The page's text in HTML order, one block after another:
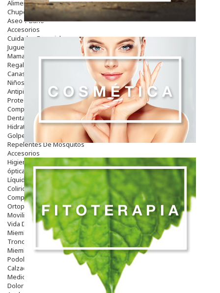
Alimentación Y Complementos
Chupetes Y Mordedores
Aseo Y Baño
Accesorios
Cuidados Especiales
Juguetes
Mama
Regalos
Canastilla
Niños
Antipiojos
Protección Solar
Complementos Alimentarios
Dentales
Hidratantes
Golpes Y Hematomas
Repelentes De Mosquitos
Accesorios
Higiene
óptica
Líquidos Lentillas
Colirios
Complementos Alimentarios.
Ortopedia - Accesorios
Movilidad
Vida Diaria
Miembro Superior
Tronco
Miembro Inferior
Podología
Calzado
Medicamentos
Dolor E Inflamación